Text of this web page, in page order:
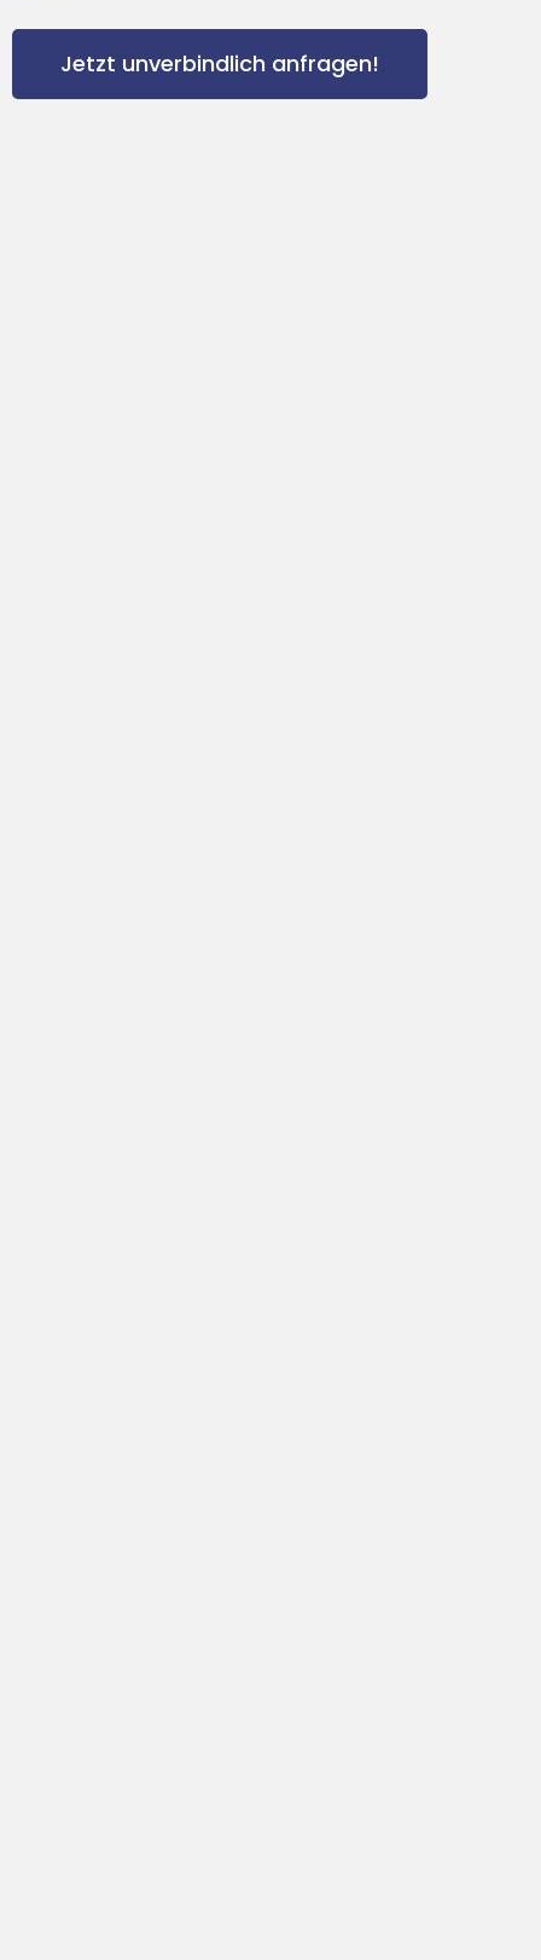
Jetzt unverbindlich anfragen!